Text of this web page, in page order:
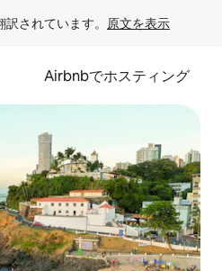
されています。 原文を表示
Airbnbでホスティング